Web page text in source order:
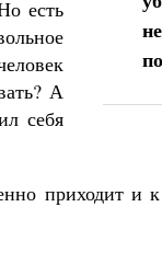
есть
А
себя
приходит